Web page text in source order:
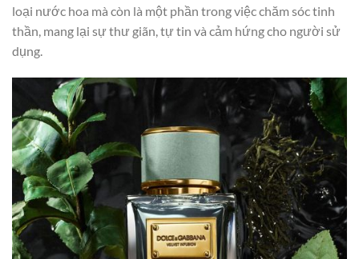
loại nước hoa mà còn là một phần trong việc chăm sóc tinh
thần, mang lại sự thư giãn, tự tin và cảm hứng cho người sử
dụng.